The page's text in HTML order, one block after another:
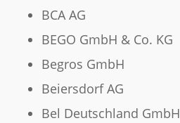
BCA AG
BEGO GmbH & Co. KG
Begros GmbH
Beiersdorf AG
Bel Deutschland GmbH